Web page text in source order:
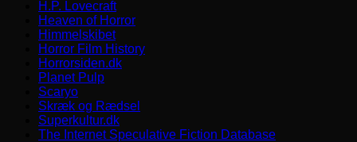
H.P. Lovecraft
Heaven of Horror
Himmelskibet
Horror Film History
Horrorsiden.dk
Planet Pulp
Scaryo
Skræk og Rædsel
Superkultur.dk
The Internet Speculative Fiction Database